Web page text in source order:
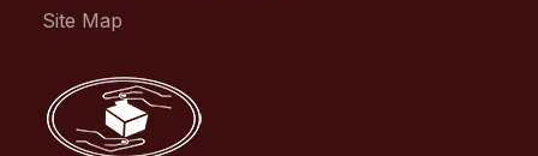
Site Map